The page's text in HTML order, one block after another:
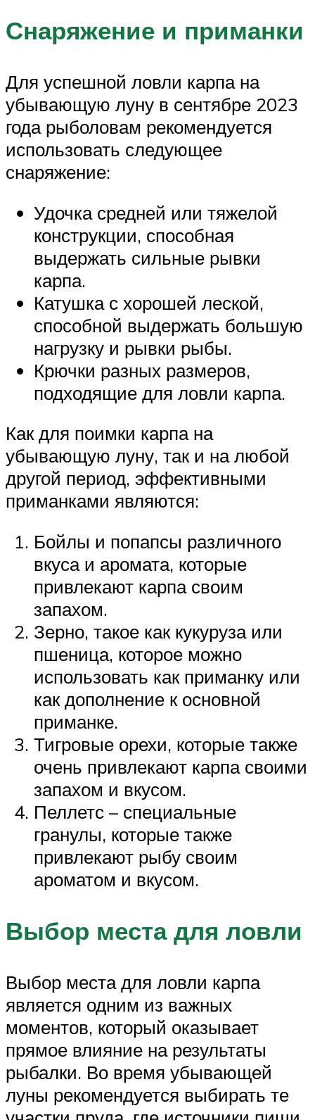
Снаряжение и приманки
Для успешной ловли карпа на
убывающую луну в сентябре 2023
года рыболовам рекомендуется
использовать следующее
снаряжение:
Удочка средней или тяжелой
конструкции, способная
выдержать сильные рывки
карпа.
Катушка с хорошей леской,
способной выдержать большую
нагрузку и рывки рыбы.
Крючки разных размеров,
подходящие для ловли карпа.
Как для поимки карпа на
убывающую луну, так и на любой
другой период, эффективными
приманками являются:
Бойлы и попапсы различного
вкуса и аромата, которые
привлекают карпа своим
запахом.
Зерно, такое как кукуруза или
пшеница, которое можно
использовать как приманку или
как дополнение к основной
приманке.
Тигровые орехи, которые также
очень привлекают карпа своими
запахом и вкусом.
Пеллетс – специальные
гранулы, которые также
привлекают рыбу своим
ароматом и вкусом.
Выбор места для ловли
Выбор места для ловли карпа
является одним из важных
моментов, который оказывает
прямое влияние на результаты
рыбалки. Во время убывающей
луны рекомендуется выбирать те